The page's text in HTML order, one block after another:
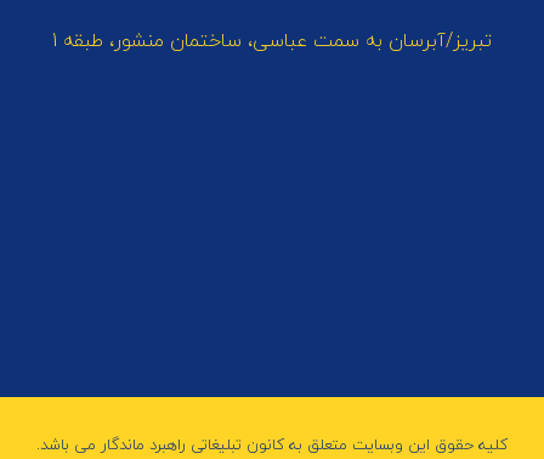
تبریز/آبرسان به سمت عباسی، ساختمان منشور، طبقه 1
کلیه حقوق این وبسایت متعلق به کانون تبلیغاتی راهبرد ماندگار می باشد.